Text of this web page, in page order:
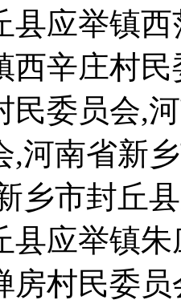
县应举镇
西辛庄村
民委员会,
,河南省新
乡市封丘
县应举镇
房村民委